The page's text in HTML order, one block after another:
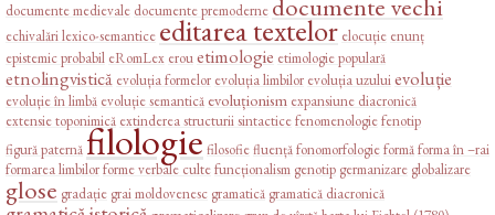
documente medievale documente premoderne
echivalări lexico-semantice editarea textelor elocuție enunț
epistemic probabil eRomLex erouetimologie etimologie populară
etnolingvistică evoluția formelor evoluția limbilor evoluția uzuluievoluție
evoluție în limbă evoluție semantică evoluționism expansiune diacronică
extensie toponimică extinderea structurii sintacticefenomenologiefenotip
figură paternăfilologiefilosofiefluențăfonomorfologieformăforma în –rai
formarea limbilorforme verbale cultefuncționalism genotip germanizare globalizare
glose gradație grai moldovenesc gramatică gramatică diacronică